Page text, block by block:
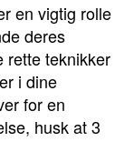
en vigtig rolle
deres
rette teknikker
i dine
for en
husk at 3